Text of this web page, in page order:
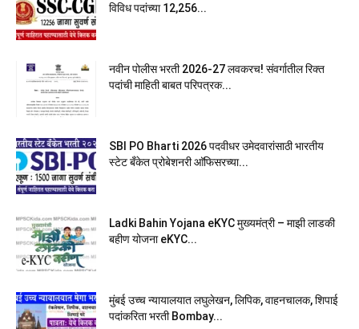
विविध पदांच्या 12,256...
नवीन पोलीस भरती 2026-27 लवकरच! संवर्गातील रिक्त
पदांची माहिती बाबत परिपत्रक...
SBI PO Bharti 2026 पदवीधर उमेदवारांसाठी भारतीय
स्टेट बँकेत प्रोबेशनरी आ‍ॅफिसरच्या...
Ladki Bahin Yojana eKYC मुख्यमंत्री – माझी लाडकी
बहीण योजना eKYC...
मुंबई उच्च न्यायालयात लघुलेखन, लिपिक, वाहनचालक, शिपाई
पदांकरिता भरती Bombay...